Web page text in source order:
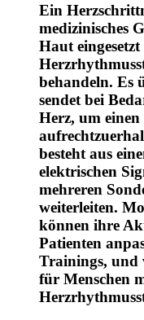
Ein
medizinisches
Haut
behandeln. Es
sendet bei
Herz, um
besteht aus
elektrischen
mehreren
weiterleiten.
können ihre
Patienten
Trainings, und
für Menschen